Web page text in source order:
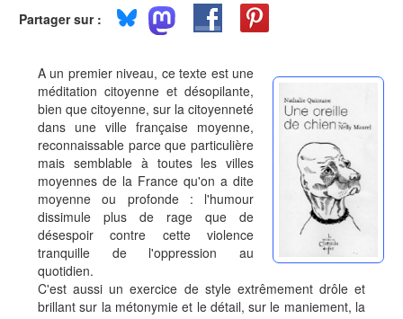
Partager sur :
A un premier niveau, ce texte est une
méditation citoyenne et désopilante,
bien que citoyenne, sur la citoyenneté
dans une ville française moyenne,
reconnaissable parce que particulière
mais semblable à toutes les villes
moyennes de la France qu'on a dite
moyenne ou profonde : l'humour
dissimule plus de rage que de
désespoir contre cette violence
tranquille de l'oppression au
quotidien.
C'est aussi un exercice de style extrêmement drôle et
brillant sur la métonymie et le détail, sur le maniement, la